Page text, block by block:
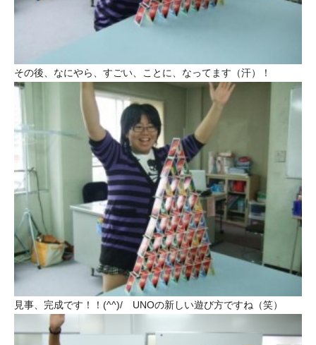
その後、なにやら、すごい、ことに、なってます（汗）！
見事、完成です！！(^^)/ UNOの新しい遊び方ですね（笑）